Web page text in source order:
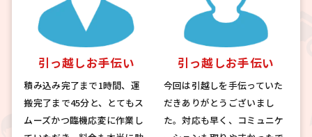
引っ越しお手伝い
積み込み完了まで1時間、運
搬完了まで45分と、とてもス
ムーズかつ臨機応変に作業し
引っ越しお手伝い
今回は引越しを手伝っていた
だきありがとうございまし
た。対応も早く、コミュニケ